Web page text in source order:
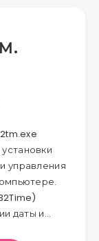
управления
даты и…